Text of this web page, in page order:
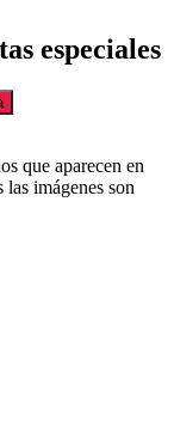
especiales
que aparecen en
imágenes son